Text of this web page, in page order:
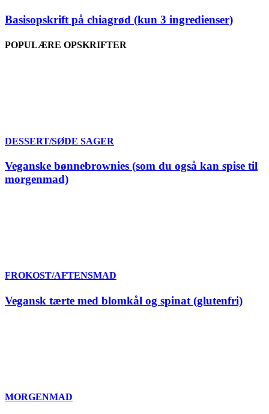
Basisopskrift på chiagrød (kun 3 ingredienser)
POPULÆRE OPSKRIFTER
DESSERT/SØDE SAGER
Veganske bønnebrownies (som du også kan spise til
morgenmad)
FROKOST/AFTENSMAD
Vegansk tærte med blomkål og spinat (glutenfri)
MORGENMAD